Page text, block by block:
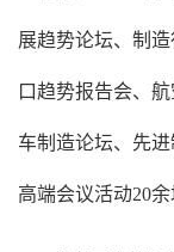
展趋势论坛、制
口趋势报告会、
车制造论坛、先
高端会议活动20余